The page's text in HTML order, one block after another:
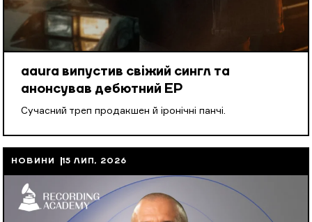
aaura випустив свіжий сингл та
анонсував дебютний EP
Cучасний треп продакшен й іронічні панчі.
НОВИНИ 15 ЛИП, 2026